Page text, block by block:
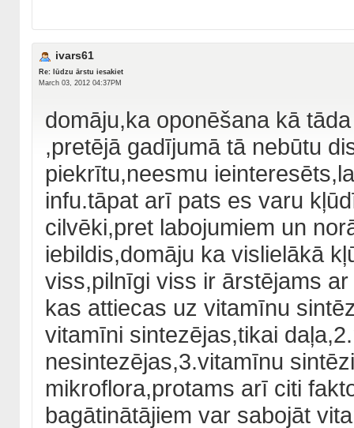
ivars61
Re: lūdzu ārstu iesakiet
March 03, 2012 04:37PM
domāju,ka oponēšana kā
,pretējā gadījumā tā nebūtu
piekrītu,neesmu
infu.tāpat arī pats es varu
cilvēki,pret labojumiem un
iebildis,domāju ka vislielākā
viss,pilnīgi viss ir ārstējams
kas attiecas uz vitamīnu
vitamīni sintezējas,tikai
nesintezējas,3.vitamīnu
mikroflora,protams arī citi
bagātinātājiem var sabojāt